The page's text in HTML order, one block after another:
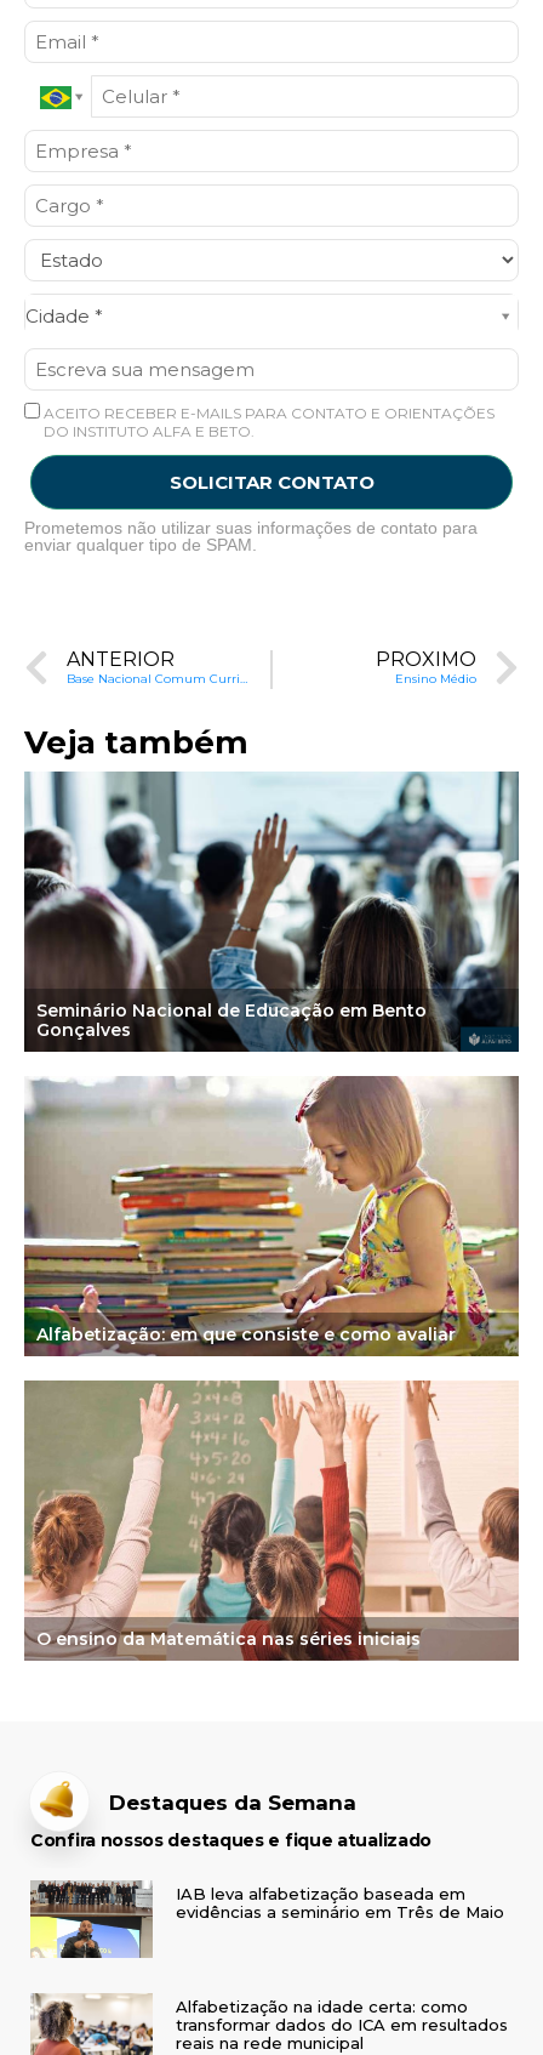
Cidade *
Cidade*
ACEITO RECEBER E-MAILS PARA CONTATO E ORIENTAÇÕES
DO INSTITUTO ALFA E BETO.
SOLICITAR CONTATO
Prometemos não utilizar suas informações de contato para
enviar qualquer tipo de SPAM.
ANTERIOR PRÓXIMO
Ensino Médio
Veja também
Seminário Nacional de Educação em Bento
Gonçalves
Alfabetização: em que consiste e como avaliar
O ensino da Matemática nas séries iniciais
Destaques da Semana
Confira nossos destaques e fique atualizado
IAB leva alfabetização baseada em
evidências a seminário em Três de Maio
Alfabetização na idade certa: como
transformar dados do ICA em resultados
reais na rede municipal